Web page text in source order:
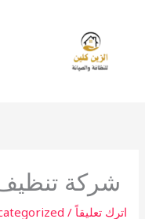
شركة تنظيف
اترك تعليقاً /